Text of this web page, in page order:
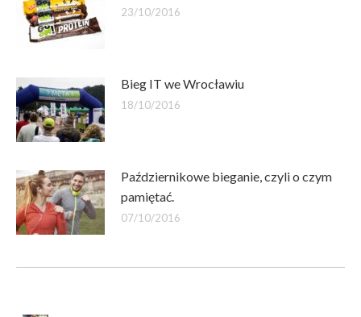
23/10/2016
Bieg IT we Wrocławiu
18/10/2016
Październikowe bieganie, czyli o czym
pamiętać.
07/10/2016